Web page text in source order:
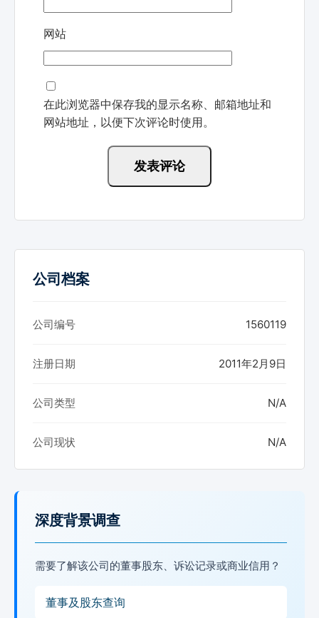
网站
在此浏览器中保存我的显示名称、邮箱地址和
网站地址，以便下次评论时使用。
公司档案
公司编号 1560119
注册日期 2011年2月9日
公司类型 N/A
公司现状 N/A
深度背景调查
需要了解该公司的董事股东、诉讼记录或商业信用？
董事及股东查询